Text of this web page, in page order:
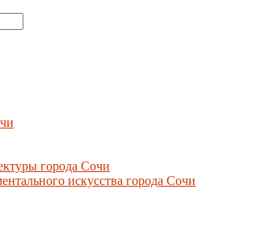
города Сочи
искусства города Сочи